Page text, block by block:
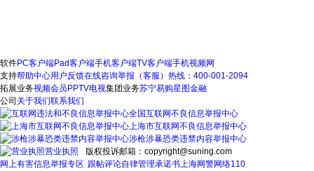
软件PC客户端Pad客户端手机客户端TV客户端手机视频网
支持帮助中心用户反馈在线咨询举报（客服）热线：400-001-2094
拓展业务视频会员 PPTV电视集团业务苏宁易购星图金融
公司 关于我们联系我们
全国互联网不良信息举报中心
上海市互联网不良信息举报中心
涉枪涉暴恐类违禁内容举报中心
营业执照
版权投诉邮箱：copyright@suning.com
跟帖评论自律管理承诺书
网上有害信息举报专区
上海网警网络110